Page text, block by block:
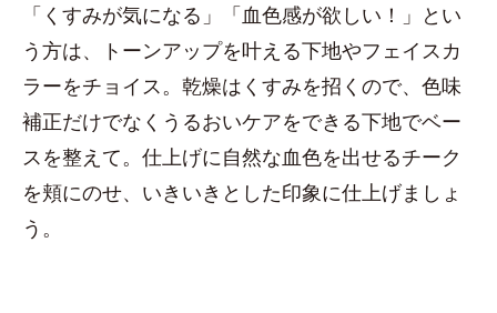
「くすみが気になる」「血色感が欲しい！」とい
う方は、トーンアップを叶える下地やフェイスカ
ラーをチョイス。乾燥はくすみを招くので、色味
補正だけでなくうるおいケアをできる下地でベー
スを整えて。仕上げに自然な血色を出せるチーク
を頬にのせ、いきいきとした印象に仕上げましょ
う。